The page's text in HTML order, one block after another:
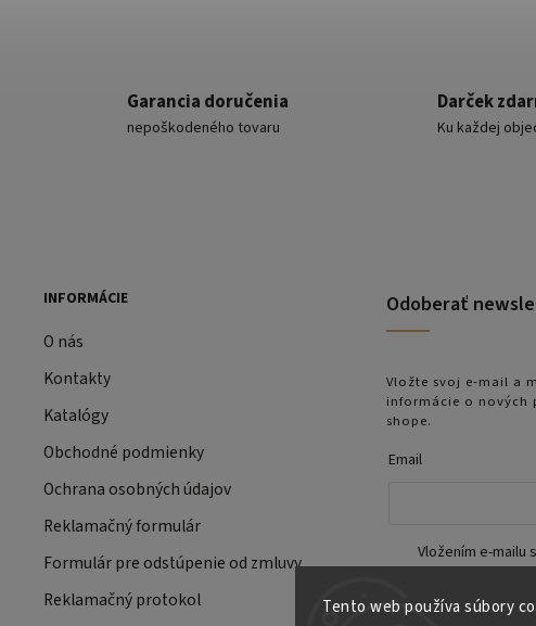
Tento web používa súbory
Garancia doručenia
nepoškodeného tovaru
Darček
Ku každej
INFORMÁCIE
O nás
Kontakty
Katalógy
Obchodné podmienky
Ochrana osobných údajov
Reklamačný formulár
Formulár pre odstúpenie od zmluvy
Reklamačný protokol
Odoberať
Vložte svoj e-mail a
informácie o nových
shope.
Email
Vložením e-mailu
podmienkami
údajov